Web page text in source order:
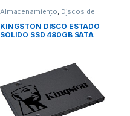
Almacenamiento Discos de
Estado Solido (SSD)
KINGSTON DISCO ESTADO
SOLIDO SSD 480GB SATA